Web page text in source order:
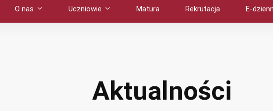
O nas Uczniowie Matura Rekrutacja E-
Aktualności